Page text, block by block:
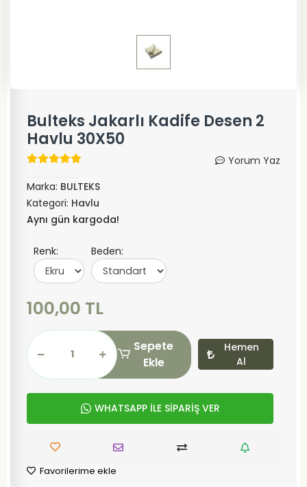
Bulteks Jakarlı Kadife Desen 2
Havlu 30X50
Yorum Yaz
Marka: BULTEKS
Kategori: Havlu
Aynı gün kargoda!
Renk: Beden:
100,00 TL
Sepete
Ekle
Hemen
Al
WHATSAPP İLE SİPARİŞ VER
Favorilerime ekle